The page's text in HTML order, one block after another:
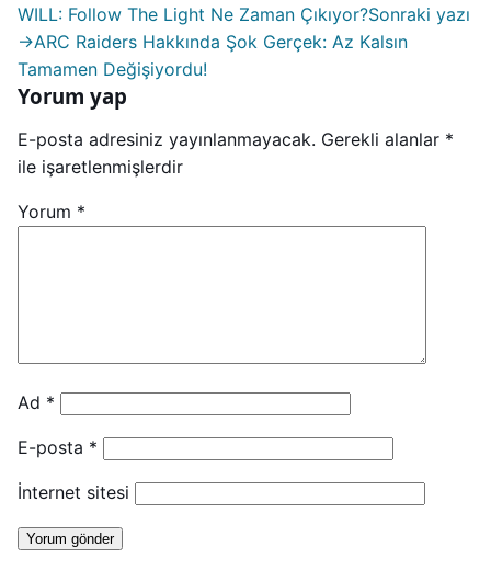
WILL: Follow The Light Ne Zaman Çıkıyor?Sonraki yazı
→ARC Raiders Hakkında Şok Gerçek: Az Kalsın
Tamamen Değişiyordu!
Yorum yap
E-posta adresiniz yayınlanmayacak. Gerekli alanlar *
ile işaretlenmişlerdir
Yorum *
Ad *
E-posta *
İnternet sitesi